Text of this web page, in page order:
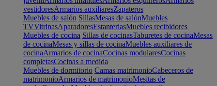
vestidoresArmarios auxiliaresZapateros
Muebles de salón SillasMesas de salónMuebles
TVVitrinasAparadoresEstanteriasMuebles recibidores
Muebles de cocina Sillas de cocinasTaburetes de cocinaMesas
de cocinaMesas y sillas de cocinaMuebles auxiliares de
cocinaArmarios de cocinaCocinas modularesCocinas
completasCocinas a medida
Muebles de dormitorio Camas matrimonioCabeceros de
matrimonioArmarios de matrimonioMesitas de